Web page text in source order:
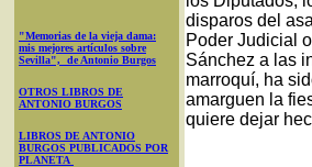
"Memorias de la vieja dama:
mis mejores artículos sobre
Sevilla", de Antonio Burgos
OTROS LIBROS DE
ANTONIO BURGOS
LIBROS DE ANTONIO
BURGOS PUBLICADOS POR
PLANETA
disparos del
Poder Judicial
Sánchez a las
marroquí, ha
amarguen la
quiere dejar